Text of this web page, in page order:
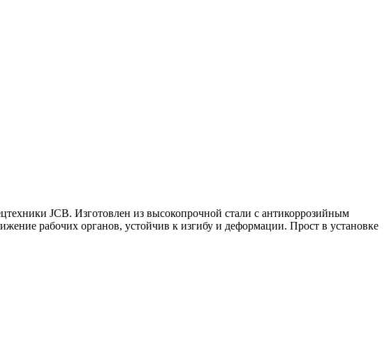
JCB. Изготовлен из высокопрочной стали с антикоррозийным
рабочих органов, устойчив к изгибу и деформации. Прост в установке